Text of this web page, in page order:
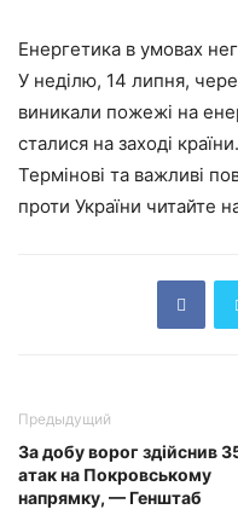
Енергетика в умовах
У неділю, 14 липня,
виникали пожежі на
сталися на заході країни.
Термінові та важливі
проти України читайте
Предыдущий
За добу ворог здійснив
атак на Покровському
напрямку, — Генштаб